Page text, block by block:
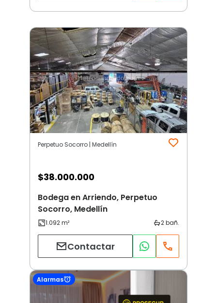
Perpetuo Socorro | Medellín
$38.000.000
Bodega en Arriendo, Perpetuo
Socorro, Medellín
Contactar
Alarmas